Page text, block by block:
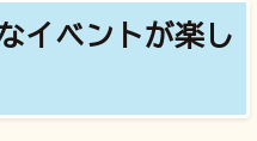
イベントが楽し